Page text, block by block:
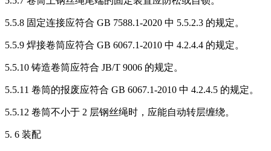
5.5.8 固定连接应符合 GB 7588.1-2020 中 5.5.2.3 的规定。
5.5.9 焊接卷筒应符合 GB 6067.1-2010 中 4.2.4.4 的规定。
5.5.10 铸造卷筒应符合 JB/T 9006 的规定。
5.5.11 卷筒的报废应符合 GB 6067.1-2010 中 4.2.4.5 的规定。
5.5.12 卷筒不小于 2 层钢丝绳时，应能自动转层缠绕。
5. 6 装配